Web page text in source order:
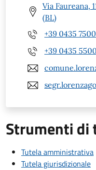
Via Faureana,
(BL)
+39 0435
+39 0435
Strumenti di
Tutela amministrativa
Tutela giurisdizionale